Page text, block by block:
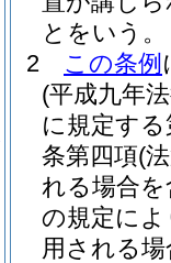
とをいう。
2
この条例
(平成九年
に規定す
条第四項(
れる場合
の規定に
用される